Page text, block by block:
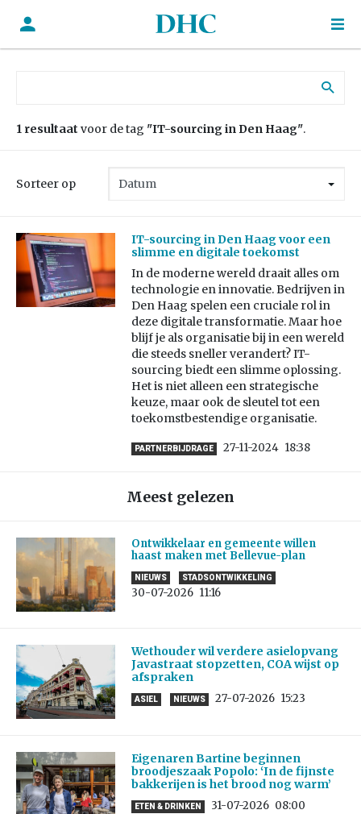
1 resultaat voor de tag "IT-sourcing in Den Haag".
Sorteer op
IT-sourcing in Den Haag voor een
slimme en digitale toekomst
In de moderne wereld draait alles om
technologie en innovatie. Bedrijven in
Den Haag spelen een cruciale rol in
deze digitale transformatie. Maar hoe
blijf je als organisatie bij in een wereld
die steeds sneller verandert? IT-
sourcing biedt een slimme oplossing.
Het is niet alleen een strategische
keuze, maar ook de sleutel tot een
toekomstbestendige organisatie.
PARTNERBIJDRAGE 27-11-2024 18:38
Meest gelezen
Ontwikkelaar en gemeente willen
haast maken met Bellevue-plan
NIEUWS STADSONTWIKKELING
30-07-2026 11:16
Wethouder wil verdere asielopvang
Javastraat stopzetten, COA wijst op
afspraken
ASIEL NIEUWS 27-07-2026 15:23
Eigenaren Bartine beginnen
broodjeszaak Popolo: ‘In de fijnste
bakkerijen is het brood nog warm’
ETEN & DRINKEN 31-07-2026 08:00